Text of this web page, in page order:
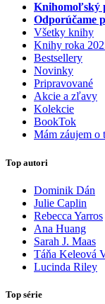
Knihomoľský
Odporúčame
Všetky knihy
Knihy roka
Bestsellery
Novinky
Pripravované
Akcie a zľavy
Kolekcie
BookTok
Mám záujem o
Top autori
Dominik Dán
Julie Caplin
Rebecca Yarros
Ana Huang
Sarah J. Maas
Táňa Keleová
Lucinda Riley
Top série